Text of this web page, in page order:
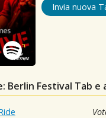
Invia nuova
Berlin Festival Tab e